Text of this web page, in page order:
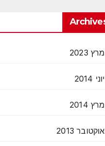
מרץ 2023
יוני 2014
מרץ 2014
אוקטובר 2013